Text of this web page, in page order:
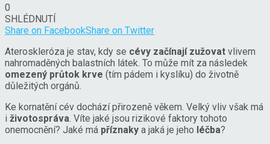
0
SHLÉDNUTÍ
Share on FacebookShare on Twitter
Ateroskleróza je stav, kdy se cévy začínají zužovat vlivem
nahromaděných balastních látek. To může mít za následek
omezený průtok krve (tím pádem i kyslíku) do životně
důležitých orgánů.
Ke kornatění cév dochází přirozeně věkem. Velký vliv však má
i životospráva . Víte jaké jsou rizikové faktory tohoto
onemocnění? Jaké má příznaky a jaká je jeho léčba?